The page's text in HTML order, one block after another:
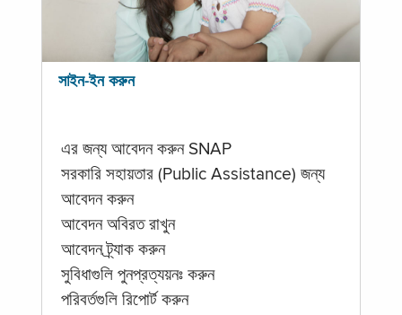
সাইন-ইন করুন
এর জন্য আবেদন করুন SNAP
সরকারি সহায়তার (Public Assistance) জন্য
আবেদন করুন
আবেদন অবিরত রাখুন
আবেদন ট্র্যাক করুন
সুবিধাগুলি পুনপ্রত্যয়নঃ করুন
পরিবর্তগুলি রিপোর্ট করুন